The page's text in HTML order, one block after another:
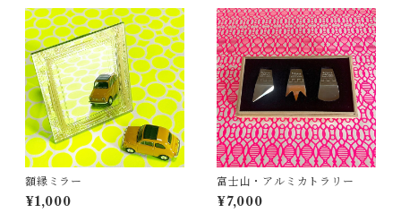
額縁ミラー
¥1,000
富士山・アルミカトラリー
¥7,000